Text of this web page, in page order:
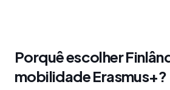
Porquê escolher
mobilidade Erasmus+?